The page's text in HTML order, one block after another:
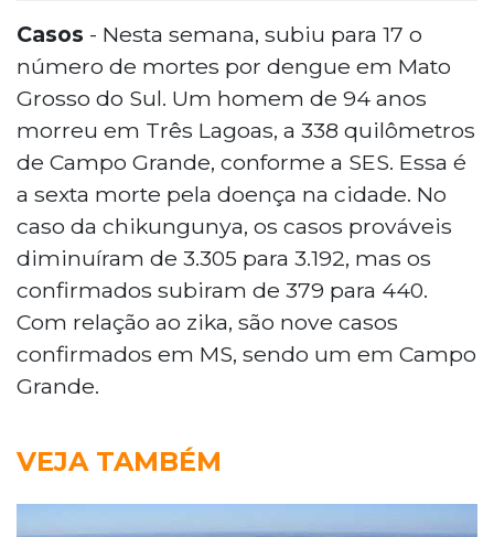
Casos - Nesta semana, subiu para 17 o
número de mortes por dengue em Mato
Grosso do Sul. Um homem de 94 anos
morreu em Três Lagoas, a 338 quilômetros
de Campo Grande, conforme a SES. Essa é
a sexta morte pela doença na cidade. No
caso da chikungunya, os casos prováveis
diminuíram de 3.305 para 3.192, mas os
confirmados subiram de 379 para 440.
Com relação ao zika, são nove casos
confirmados em MS, sendo um em Campo
Grande.
VEJA TAMBÉM